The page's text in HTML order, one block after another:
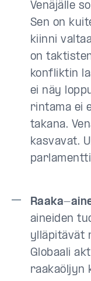
Venäjälle
Sen on
kiinni
on
konfliktin
ei näy
rintama ei
takana.
kasvavat.
Raaka-
aineiden
ylläpitävät
Globaali
raakaöljyn